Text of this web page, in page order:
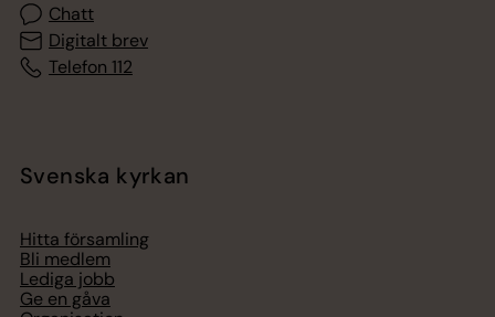
Chatt
Digitalt brev
Telefon 112
Svenska kyrkan
Hitta församling
Bli medlem
Lediga jobb
Ge en gåva